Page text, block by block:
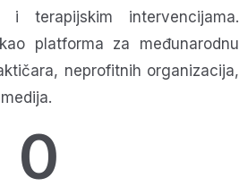
i terapijskim intervencijama.
platforma za međunarodnu
neprofitnih organizacija,
0